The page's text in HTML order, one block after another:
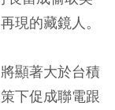
現的藏鏡人。
顯著大於台積
下促成聯電跟